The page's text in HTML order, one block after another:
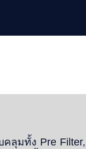
ลุมทั้ง Pre Filter,